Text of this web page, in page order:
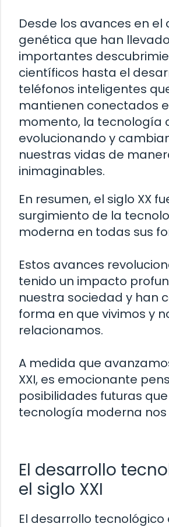
Desde los avances en el
genética que han
importantes
científicos hasta el
teléfonos inteligentes
mantienen conectados
momento, la tecnología
evolucionando y
nuestras vidas de
inimaginables.
En resumen, el siglo XX
surgimiento de la
moderna en todas sus
Estos avances
tenido un impacto
nuestra sociedad y han
forma en que vivimos y
relacionamos.
A medida que
XXI, es emocionante
posibilidades futuras
tecnología moderna nos
El desarrollo
el siglo XXI
El desarrollo tecnológico